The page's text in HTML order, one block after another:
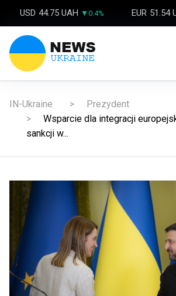
USD 44.75 UAH ▼0.4% EUR 51.54
IN-Ukraine
Prezydent
Wsparcie dla integracji
sankcji w...